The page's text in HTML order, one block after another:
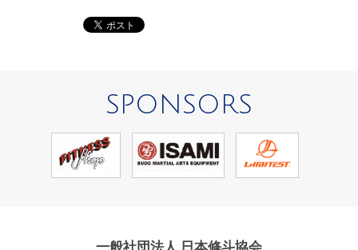
SPONSORS